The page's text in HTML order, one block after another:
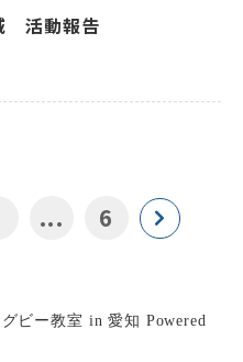
活動報告
... 6